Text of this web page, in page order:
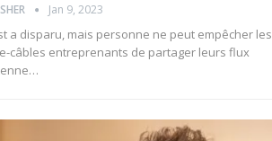
Jan 9, 2023
a disparu, mais personne ne peut empêcher les
câbles entreprenants de partager leurs flux